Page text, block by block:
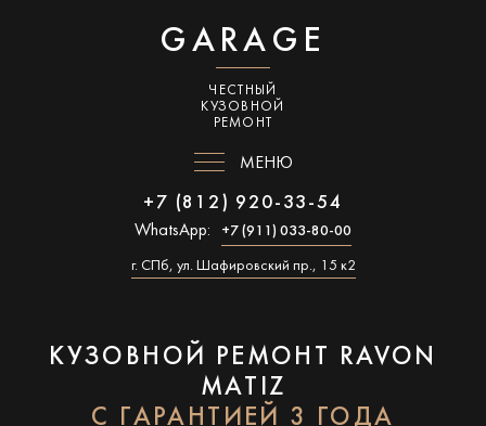
GARAGE
ЧЕСТНЫЙ
КУЗОВНОЙ
РЕМОНТ
МЕНЮ
+7 (812) 920-33-54
WhatsApp: +7 (911) 033-80-00
г. СПб, ул. Шафировский пр., 15 к2
КУЗОВНОЙ РЕМОНТ RAVON
MATIZ
С ГАРАНТИЕЙ 3 ГОДА